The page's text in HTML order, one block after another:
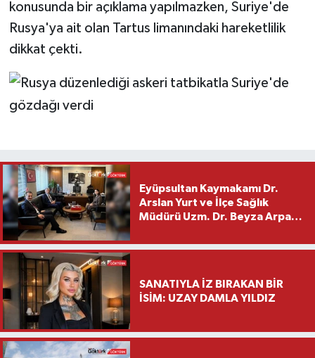
konusunda bir açıklama yapılmazken, Suriye'de
Rusya'ya ait olan Tartus limanındaki hareketlilik
dikkat çekti.
Eyüpsultan Kaymakamı Dr.
Arslan Yurt ve İlçe Sağlık
Müdürü Uzm. Dr. Beyza Arpacı
Ziyareti
SANATIYLA İZ BIRAKAN BİR
İSİM: UZAY DAMLA YILDIZ